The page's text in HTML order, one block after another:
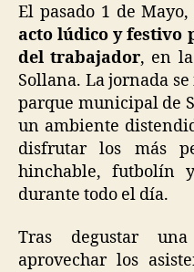
El pasado 1 de
acto lúdico y festivo
del trabajador, en
Sollana. La jornada
parque municipal de
un ambiente
disfrutar los más
hinchable, futbolín
durante todo el día.
Tras degustar
aprovechar los